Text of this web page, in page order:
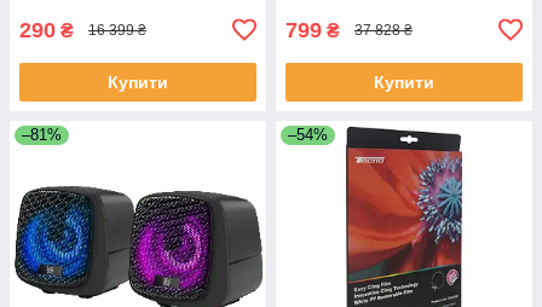
290 ₴ 16 399 ₴
Купити
799 ₴ 37 828 ₴
Купити
–81% –54%